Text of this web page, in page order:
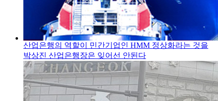
산업은행의 역할이 민간기업인 HMM 정상화라는 것을
박상진 산업은행장은 잊어선 안된다